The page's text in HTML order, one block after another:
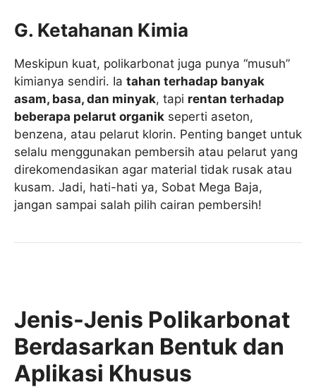
G. Ketahanan Kimia
Meskipun kuat, polikarbonat juga punya “musuh”
kimianya sendiri. Ia tahan terhadap banyak
asam, basa, dan minyak, tapi rentan terhadap
beberapa pelarut organik seperti aseton,
benzena, atau pelarut klorin. Penting banget untuk
selalu menggunakan pembersih atau pelarut yang
direkomendasikan agar material tidak rusak atau
kusam. Jadi, hati-hati ya, Sobat Mega Baja,
jangan sampai salah pilih cairan pembersih!
Jenis-Jenis Polikarbonat
Berdasarkan Bentuk dan
Aplikasi Khusus